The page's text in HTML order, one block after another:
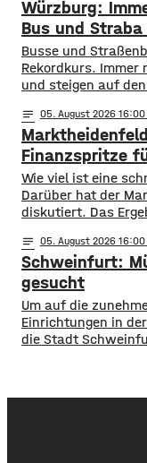
Hintergrund ist
kurzfristigen
deutlich
Würzburg:
Bus und Straba
​​Busse und
Rekordkurs. Immer
und steigen auf
so viele Fahrgäste
waren knapp 18
Nahverkehr
notes 05. August 2026 16:00
Finanzspritze
​​Wie viel ist eine
Darüber hat der
diskutiert. Das
finanziell
diesem Jahr an
Krankenhauses.
120 Menschen aus
notes 05. August 2026 16:00
Schweinfurt:
gesucht
Um auf die
Einrichtungen in
die Stadt